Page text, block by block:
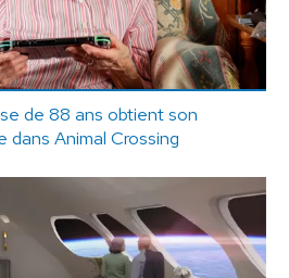
de 88 ans obtient son
dans Animal Crossing